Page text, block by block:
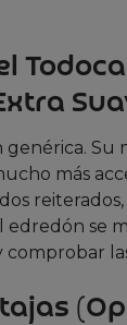
genérica.
más
edredón se
comprobar